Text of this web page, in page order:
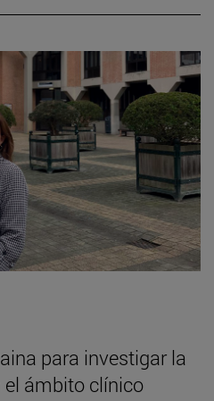
para investigar la
ámbito clínico